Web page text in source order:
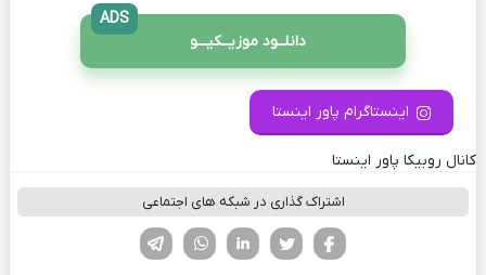
دانلــود موزیــکیـــو
ADS
اینستاگرام پاور اینستا
کانال روبیکا پاور اینستا
اشتراک گذاری در شبکه های اجتماعی
لینکدین تویتر
فیسوک